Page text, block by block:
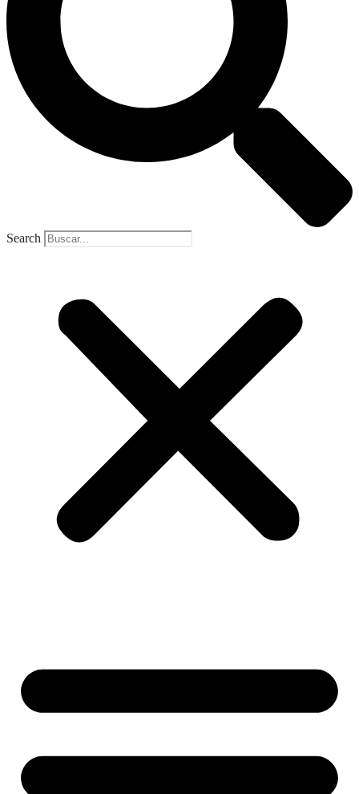
Search